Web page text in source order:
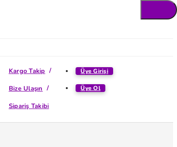
Üye Girişi
Üye Ol
Kargo Takip
Bize Ulaşın
Sipariş Takibi